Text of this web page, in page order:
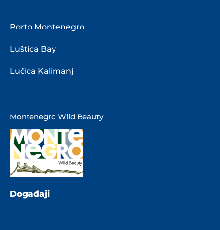
Porto Montenegro
Luštica Bay
Lučica Kalimanj
Montenegro Wild Beauty
Događaji